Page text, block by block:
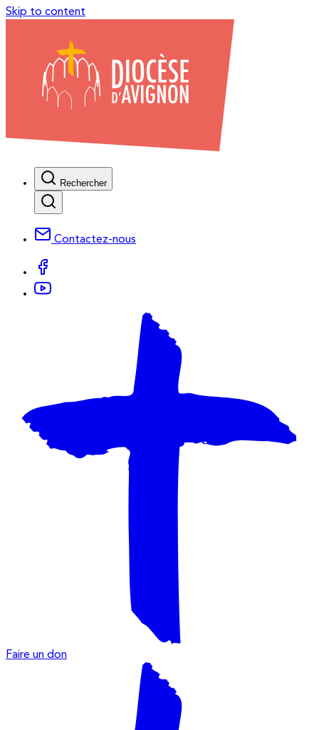
Skip to content
Rechercher
Contactez-nous
Faire un don